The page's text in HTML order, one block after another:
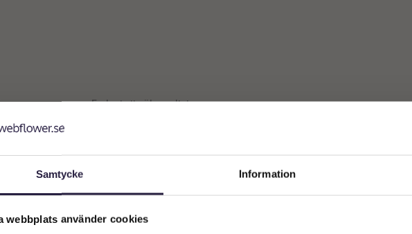
Samtycke Information
webbplats använder cookies
1
1
Endast ett sökresultat
Välkommen till Webflower
Vilken typ av kund är du? Du kan alltid justera ditt val längst upp